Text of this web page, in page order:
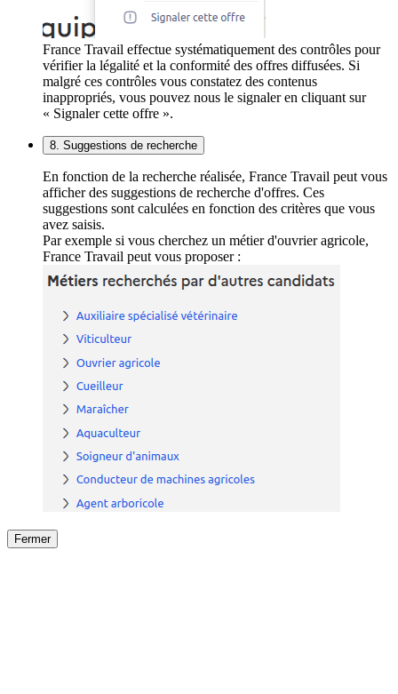
France Travail effectue systématiquement des contrôles pour
vérifier la légalité et la conformité des offres diffusées. Si
malgré ces contrôles vous constatez des contenus
inappropriés, vous pouvez nous le signaler en cliquant sur
« Signaler cette offre ».
8. Suggestions de recherche
En fonction de la recherche réalisée, France Travail peut vous
afficher des suggestions de recherche d'offres. Ces
suggestions sont calculées en fonction des critères que vous
avez saisis.
Par exemple si vous cherchez un métier d'ouvrier agricole,
France Travail peut vous proposer :
Fermer